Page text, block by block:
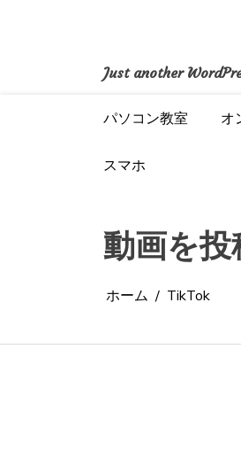
Just another
パソコン教室 オ
スマホ
動画を
ホーム TikTok